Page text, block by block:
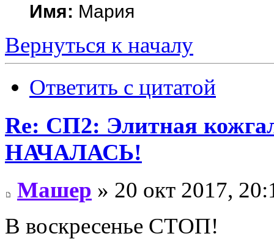
Имя: Мария
Вернуться к началу
Ответить с цитатой
Re: СП2: Элитная
НАЧАЛАСЬ!
Машер » 20 окт 2017,
В воскресенье СТОП!